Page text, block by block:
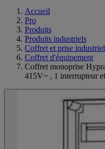
Accueil
Pro
Produits
Produits industriels
Coffret et prise
Coffret d'équipement
Coffret monoprise
415V~ , 1 interrupteur